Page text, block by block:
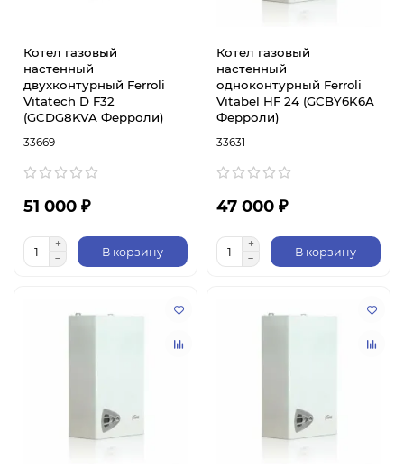
Котел газовый
настенный
двухконтурный Ferroli
Vitatech D F32
(GCDG8KVA Ферроли)
33669
51 000 ₽
В корзину
Котел газовый
настенный
одноконтурный Ferroli
Vitabel HF 24 (GCBY6K6A
Ферроли)
33631
47 000 ₽
В корзину